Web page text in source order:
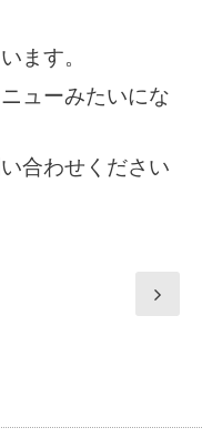
ます。
ューみたいにな
合わせください